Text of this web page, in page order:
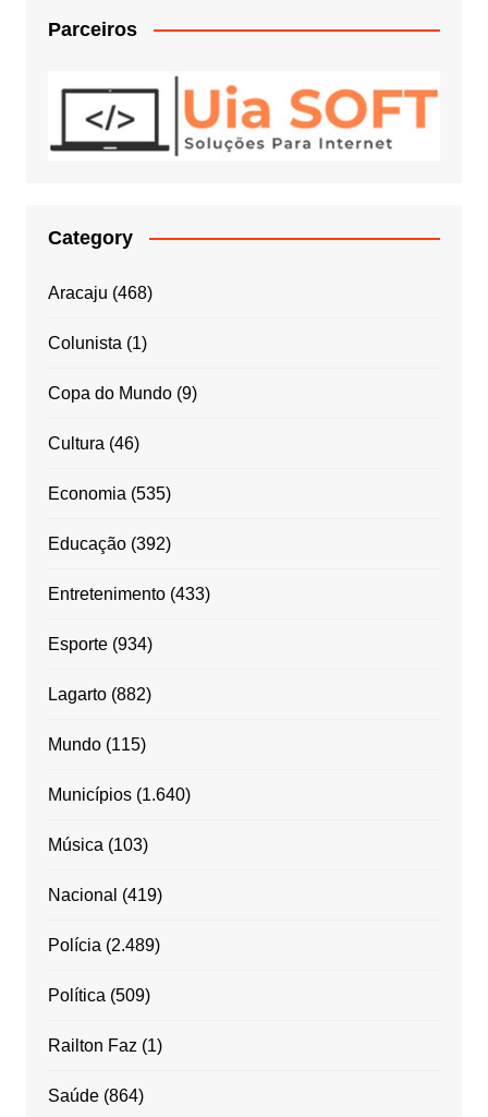
Parceiros
Category
Aracaju (468)
Colunista (1)
Copa do Mundo(9)
Cultura (46)
Economia (535)
Educação(392)
Entretenimento(433)
Esporte(934)
Lagarto(882)
Mundo(115)
Municípios(1.640)
Música (103)
Nacional (419)
Polícia (2.489)
Política (509)
Railton Faz (1)
Saúde(864)